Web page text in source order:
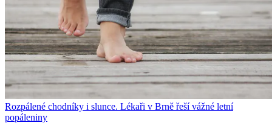
Rozpálené chodníky i slunce. Lékaři v Brně řeší vážné letní
popáleniny